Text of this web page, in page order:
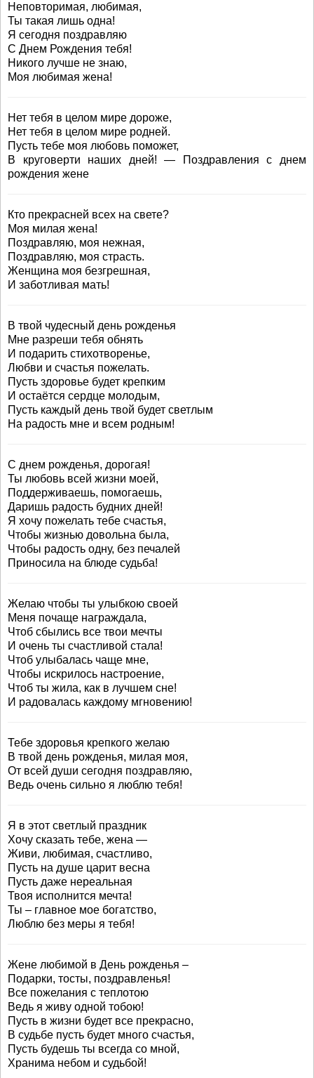
Неповторимая, любимая,
Ты такая лишь одна!
Я сегодня поздравляю
С Днем Рождения тебя!
Никого лучше не знаю,
Моя любимая жена!
Нет тебя в целом мире дороже,
Нет тебя в целом мире родней.
Пусть тебе моя любовь поможет,
В круговерти наших дней! — Поздравления с днем
рождения жене
Кто прекрасней всех на свете?
Моя милая жена!
Поздравляю, моя нежная,
Поздравляю, моя страсть.
Женщина моя безгрешная,
И заботливая мать!
В твой чудесный день рожденья
Мне разреши тебя обнять
И подарить стихотворенье,
Любви и счастья пожелать.
Пусть здоровье будет крепким
И остаётся сердце молодым,
Пусть каждый день твой будет светлым
На радость мне и всем родным!
С днем рожденья, дорогая!
Ты любовь всей жизни моей,
Поддерживаешь, помогаешь,
Даришь радость будних дней!
Я хочу пожелать тебе счастья,
Чтобы жизнью довольна была,
Чтобы радость одну, без печалей
Приносила на блюде судьба!
Желаю чтобы ты улыбкою своей
Меня почаще награждала,
Чтоб сбылись все твои мечты
И очень ты счастливой стала!
Чтоб улыбалась чаще мне,
Чтобы искрилось настроение,
Чтоб ты жила, как в лучшем сне!
И радовалась каждому мгновению!
Тебе здоровья крепкого желаю
В твой день рожденья, милая моя,
От всей души сегодня поздравляю,
Ведь очень сильно я люблю тебя!
Я в этот светлый праздник
Хочу сказать тебе, жена —
Живи, любимая, счастливо,
Пусть на душе царит весна
Пусть даже нереальная
Твоя исполнится мечта!
Ты – главное мое богатство,
Люблю без меры я тебя!
Жене любимой в День рожденья –
Подарки, тосты, поздравленья!
Все пожелания с теплотою
Ведь я живу одной тобою!
Пусть в жизни будет все прекрасно,
В судьбе пусть будет много счастья,
Пусть будешь ты всегда со мной,
Хранима небом и судьбой!